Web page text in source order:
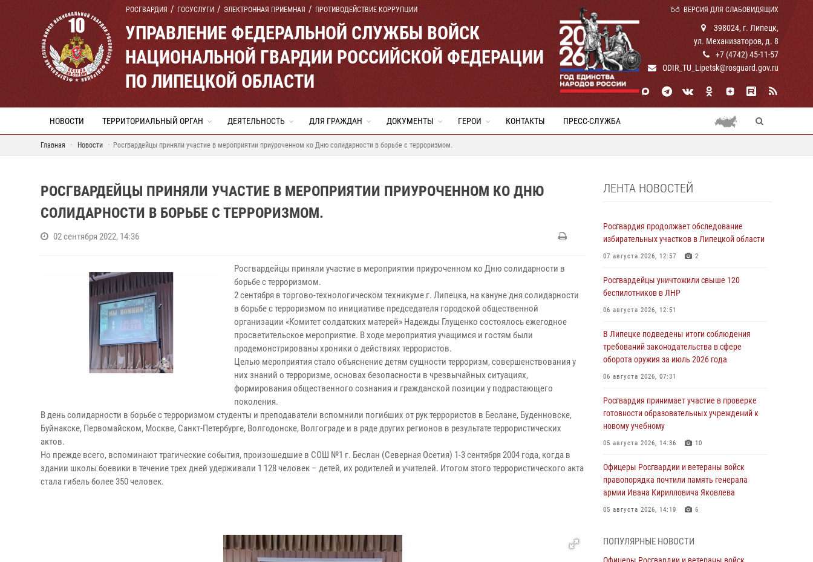
РОСГВАРДИЯ ГОСУСЛУГИ ЭЛЕКТРОННАЯ ПРИЕМНАЯ ПРОТИВОДЕЙСТВИЕ КОРРУПЦИИ ВЕРСИЯ ДЛЯ СЛАБОВИДЯЩИХ
УПРАВЛЕНИЕ ФЕДЕРАЛЬНОЙ СЛУЖБЫ ВОЙСК
НАЦИОНАЛЬНОЙ ГВАРДИИ РОССИЙСКОЙ ФЕДЕРАЦИИ
ПО ЛИПЕЦКОЙ ОБЛАСТИ
398024, г. Липецк,
ул. Механизаторов, д. 8
+7 (4742) 45-11-57
ODIR_TU_Lipetsk@rosguard.gov.ru
НОВОСТИ ТЕРРИТОРИАЛЬНЫЙ ОРГАН ДЕЯТЕЛЬНОСТЬ ДЛЯ ГРАЖДАН ДОКУМЕНТЫ ГЕРОИ КОНТАКТЫ ПРЕСС-СЛУЖБА
Главная Новости Росгвардейцы приняли участие в мероприятии приуроченном ко Дню солидарности в борьбе с терроризмом.
РОСГВАРДЕЙЦЫ ПРИНЯЛИ УЧАСТИЕ В МЕРОПРИЯТИИ ПРИУРОЧЕННОМ КО ДНЮ
СОЛИДАРНОСТИ В БОРЬБЕ С ТЕРРОРИЗМОМ.
02 сентября 2022, 14:36
Росгвардейцы приняли участие в мероприятии приуроченном ко Дню солидарности в
борьбе с терроризмом.
2 сентября в торгово-технологическом техникуме г. Липецка, на кануне дня солидарности
в борьбе с терроризмом по инициативе председателя городской общественной
организации «Комитет солдатских матерей» Надежды Глущенко состоялось ежегодное
просветительское мероприятие. В ходе мероприятия учащимся и гостям были
продемонстрированы хроники о действиях террористов.
Целью мероприятия стало объяснение детям сущности терроризм, совершенствования у
них знаний о терроризме, основах безопасности в чрезвычайных ситуациях,
формирования общественного сознания и гражданской позиции у подрастающего
поколения.
В день солидарности в борьбе с терроризмом студенты и преподаватели вспомнили погибших от рук террористов в Беслане, Буденновске,
Буйнакске, Первомайском, Москве, Санкт-Петербурге, Волгодонске, Волгограде и в ряде других регионов в результате террористических
актов.
Но прежде всего, вспоминают трагические события, произошедшие в СОШ №1 г. Беслан (Северная Осетия) 1-3 сентября 2004 года, когда в
здании школы боевики в течение трех дней удерживали 1 128 человек – детей, их родителей и учителей. Итогом этого террористического акта
стала гибель более 350 человек.
ЛЕНТА НОВОСТЕЙ
Росгвардия продолжает обследование
избирательных участков в Липецкой области
07 августа 2026, 12:57 2
Росгвардейцы уничтожили свыше 120
беспилотников в ЛНР
06 августа 2026, 12:51
В Липецке подведены итоги соблюдения
требований законодательства в сфере
оборота оружия за июль 2026 года
06 августа 2026, 07:31
Росгвардия принимает участие в проверке
готовности образовательных учреждений к
новому учебному
05 августа 2026, 14:36 10
Офицеры Росгвардии и ветераны войск
правопорядка почтили память генерала
армии Ивана Кирилловича Яковлева
05 августа 2026, 14:19 6
выездов по сигналу «Тревога»
ПОПУЛЯРНЫЕ НОВОСТИ